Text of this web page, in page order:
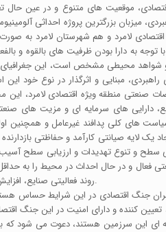
موقعیت های متنوع و در عین حال
میزبان بزرگترین پروژه احداثی
لامرد و هم شهرستان لامرد به
با توجه به دارا بودن ظرفیت های بالقوه
و شواهد محیطی مشخص است، این
مبنایی و اثرگذار در نوع
صنعتی منطقه ویژه اقتصادی لامرد،
دارایی های سرمایه ای و مزیت های
های کلی پدافند غیرعامل و همچنین
یک لایه صیانتی کارآمد و حفاظتی
سطح و تنوع تهدیدات و ارزیابی سطح
و در حال احداث در محیط را به حداقل
روند فعالیتی صنایع، افزایش ضریب ایمنی و امنیتی محیط و ارتقای ضریب پایداری و تداوم فعالیتی صنایع را فراهم آورد.
جنگ اقتصادی در این شرایط حساس
کننده و دارای امنیت در این جنگ
ای این سرزمین هستند، دعوت می